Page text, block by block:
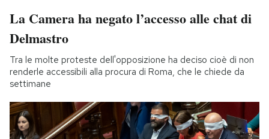
La Camera ha negato l’accesso alle chat di
Delmastro
Tra le molte proteste dell'opposizione ha deciso cioè di non
renderle accessibili alla procura di Roma, che le chiede da
settimane